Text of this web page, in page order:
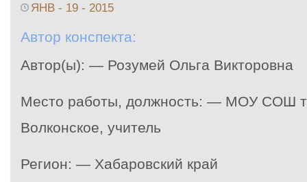
ЯНВ - 19 - 2015
Автор конспекта:
Автор(ы): — Розумей Ольга Викторовна
Место работы, должность: — МОУ СОШ
Волконское, учитель
Регион: — Хабаровский край